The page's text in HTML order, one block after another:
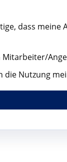
dass
Mitarbeiter/
die Nutzung